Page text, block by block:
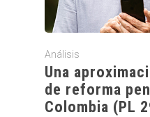
Análisis
Una
de reforma
Colombia (PL